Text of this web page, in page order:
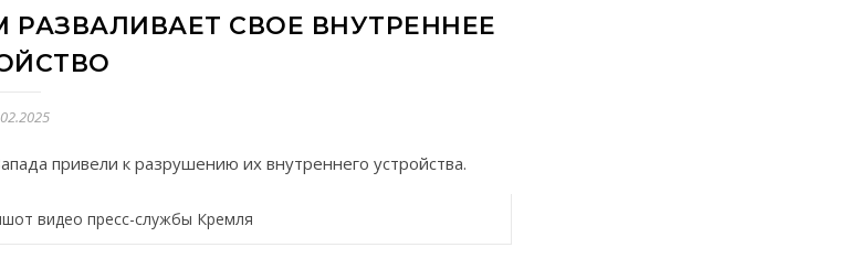
СВОЕ ВНУТРЕННЕЕ
привели к разрушению их внутреннего устройства.
видео пресс-службы Кремля